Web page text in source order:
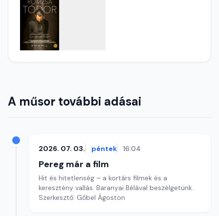
A műsor további adásai
2026. 07. 03. péntek 16:04
Pereg már a film
Hit és hitetlenség – a kortárs filmek és a
keresztény vallás. Baranyai Bélával beszélgetünk.
Szerkesztő: Gőbel Ágoston